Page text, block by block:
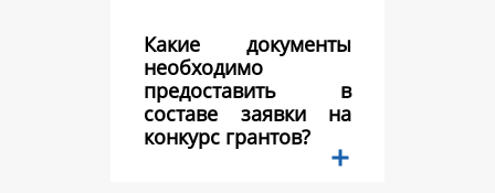
Какие документы
необходимо
предоставить в
составе заявки на
конкурс грантов?